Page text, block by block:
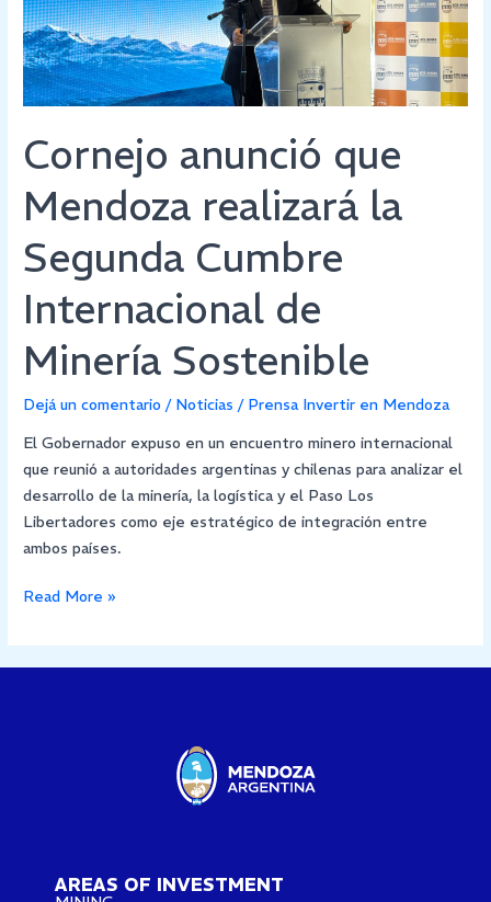
Cornejo anunció que
Mendoza realizará la
Segunda Cumbre
Internacional de
Minería Sostenible
Dejá un comentario / Noticias / Prensa Invertir en Mendoza
El Gobernador expuso en un encuentro minero internacional
que reunió a autoridades argentinas y chilenas para analizar el
desarrollo de la minería, la logística y el Paso Los
Libertadores como eje estratégico de integración entre
ambos países.
Segunda
Cumbre
Internacional
de
Sostenible
Read More »
AREAS OF INVESTMENT